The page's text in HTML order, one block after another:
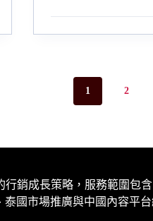
1 2
行銷成長策略，服務範圍包含
國市場推廣與中國內容平台